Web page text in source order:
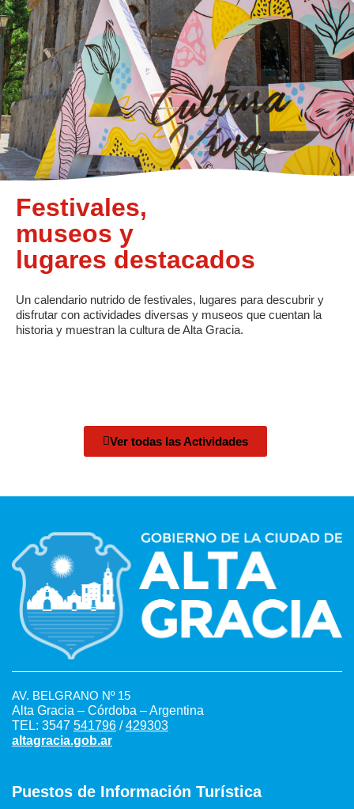
Festivales,
museos y
lugares destacados
Un calendario nutrido de festivales, lugares para descubrir y
disfrutar con actividades diversas y museos que cuentan la
historia y muestran la cultura de Alta Gracia.
Ver todas las Actividades
AV. BELGRANO Nº 15
Alta Gracia – Córdoba – Argentina
TEL: 3547 541796 /429303
altagracia.gob.ar
Puestos de Información Turística